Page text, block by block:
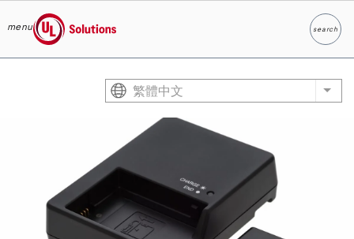
menu
UL Solutions
searchSearch
繁體中文 List